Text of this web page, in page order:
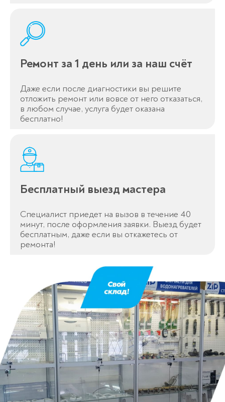
Ремонт за 1 день или за наш счёт
Даже если после диагностики вы решите
отложить ремонт или вовсе от него отказаться,
в любом случае, услуга будет оказана
бесплатно!
Бесплатный выезд мастера
Специалист приедет на вызов в течение 40
минут, после оформления заявки. Выезд будет
бесплатным, даже если вы откажетесь от
ремонта!